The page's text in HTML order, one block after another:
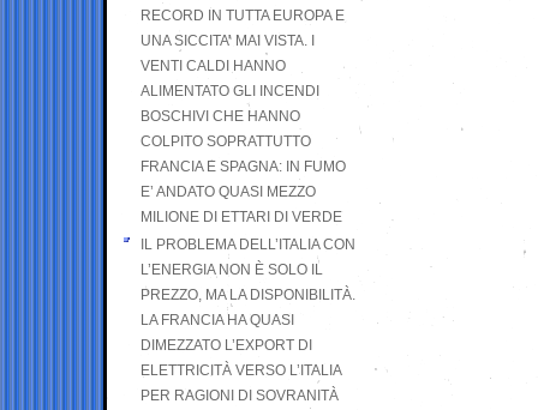
RECORD IN TUTTA EUROPA E
UNA SICCITA’ MAI VISTA. I
VENTI CALDI HANNO
ALIMENTATO GLI INCENDI
BOSCHIVI CHE HANNO
COLPITO SOPRATTUTTO
FRANCIA E SPAGNA: IN FUMO
E’ ANDATO QUASI MEZZO
MILIONE DI ETTARI DI VERDE
IL PROBLEMA DELL’ITALIA CON
L’ENERGIA NON È SOLO IL
PREZZO, MA LA DISPONIBILITÀ.
LA FRANCIA HA QUASI
DIMEZZATO L’EXPORT DI
ELETTRICITÀ VERSO L’ITALIA
PER RAGIONI DI SOVRANITÀ